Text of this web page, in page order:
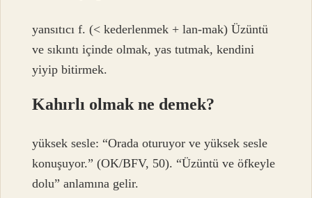
yansıtıcı f. (< kederlenmek + lan-mak) Üzüntü
ve sıkıntı içinde olmak, yas tutmak, kendini
yiyip bitirmek.
Kahırlı olmak ne demek?
yüksek sesle: “Orada oturuyor ve yüksek sesle
konuşuyor.” (OK/BFV, 50). “Üzüntü ve öfkeyle
dolu” anlamına gelir.